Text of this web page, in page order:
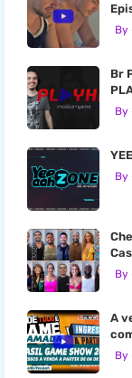
Br
A